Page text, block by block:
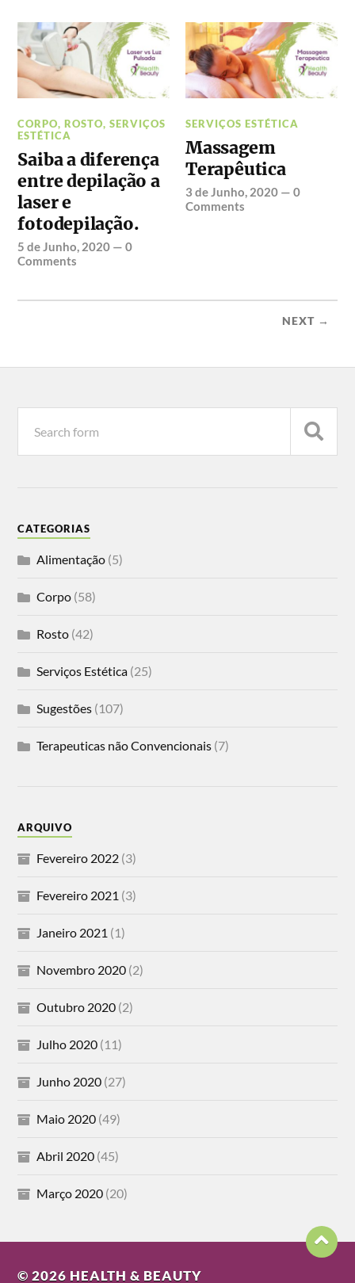
CORPO,ROSTO,SERVIÇOS
ESTÉTICA
Saiba a diferença
entre depilação a
laser e
fotodepilação.
5 de Junho, 2020 —0
Comments
SERVIÇOS ESTÉTICA
Massagem
Terapêutica
3 de Junho, 2020 —0
Comments
NEXT →
CATEGORIAS
Alimentação (5)
Corpo (58)
Rosto (42)
Serviços Estética (25)
Sugestões (107)
Terapeuticas não Convencionais (7)
ARQUIVO
Fevereiro 2022 (3)
Fevereiro 2021 (3)
Janeiro 2021 (1)
Novembro 2020 (2)
Outubro 2020 (2)
Julho 2020 (11)
Junho 2020 (27)
Maio 2020 (49)
Abril 2020 (45)
Março 2020 (20)
© 2026 HEALTH & BEAUTY